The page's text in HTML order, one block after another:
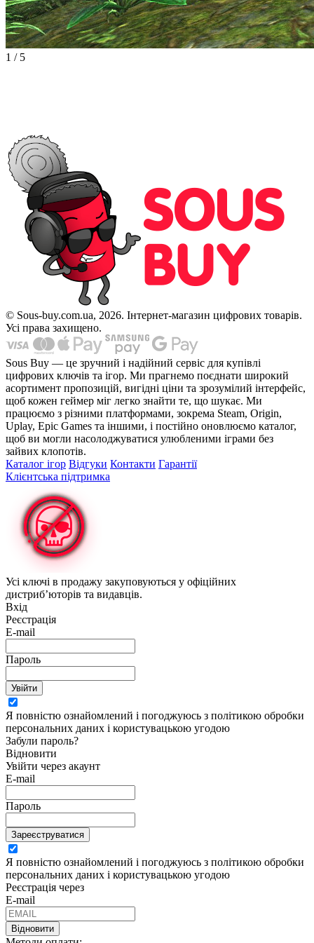
1 / 5
© Sous-buy.com.ua, 2026. Інтернет-магазин цифрових товарів.
Усі права захищено.
Sous Buy — це зручний і надійний сервіс для купівлі
цифрових ключів та ігор. Ми прагнемо поєднати широкий
асортимент пропозицій, вигідні ціни та зрозумілий інтерфейс,
щоб кожен геймер міг легко знайти те, що шукає. Ми
працюємо з різними платформами, зокрема Steam, Origin,
Uplay, Epic Games та іншими, і постійно оновлюємо каталог,
щоб ви могли насолоджуватися улюбленими іграми без
зайвих клопотів.
Каталог ігор Відгуки Контакти Гарантії
Клієнтська підтримка
Усі ключі в продажу закуповуються у офіційних
дистриб’юторів та видавців.
Вхід
Реєстрація
E-mail
Пароль
Увійти
Я повністю ознайомлений і погоджуюсь з політикою обробки
персональних даних і користувацькою угодою
Забули пароль?
Відновити
Увійти через акаунт
E-mail
Пароль
Зареєструватися
Я повністю ознайомлений і погоджуюсь з політикою обробки
персональних даних і користувацькою угодою
Реєстрація через
E-mail
Відновити